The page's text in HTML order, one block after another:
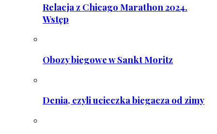
Relacja z Chicago Marathon 2024.
Wstęp
Obozy biegowe w Sankt Moritz
Denia, czyli ucieczka biegacza od zimy